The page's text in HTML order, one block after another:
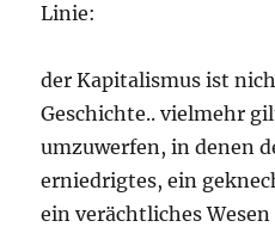
Linie:
der Kapitalismus ist
Geschichte.. vielmehr
umzuwerfen, in denen
erniedrigtes, ein
ein verächtliches